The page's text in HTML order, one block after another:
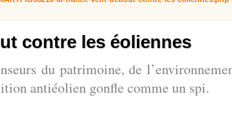
contre les éoliennes
du patrimoine, de
antiéolien gonfle comme un spi.